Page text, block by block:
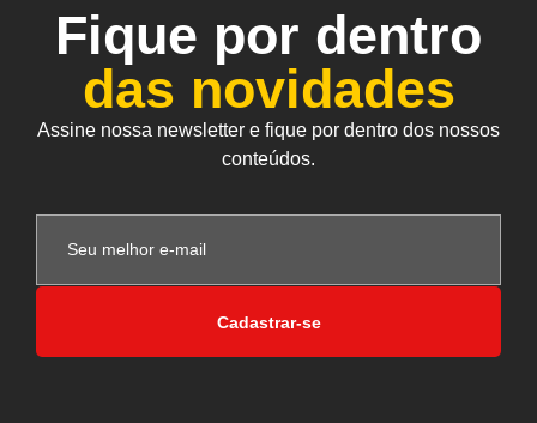
Fique por dentro
das novidades
Assine nossa newsletter e fique por dentro dos nossos
conteúdos.
Cadastrar-se